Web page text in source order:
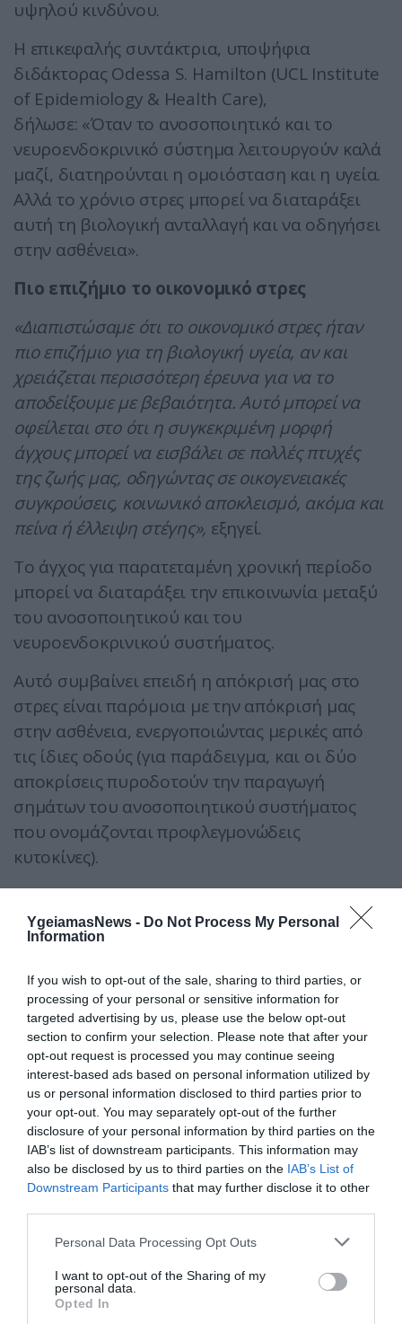
YgeiamasNews - Do Not Process My Personal
Information
If you wish to opt-out of the sale, sharing to third parties, or
processing of your personal or sensitive information for
targeted advertising by us, please use the below opt-out
section to confirm your selection. Please note that after your
opt-out request is processed you may continue seeing
interest-based ads based on personal information utilized by
us or personal information disclosed to third parties prior to
your opt-out. You may separately opt-out of the further
disclosure of your personal information by third parties on the
IAB’s list of downstream participants. This information may
also be disclosed by us to third parties on the IAB’s List of
Downstream Participants that may further disclose it to other
Please note that this website/app uses one or more Google
not limited to your visit or usage behaviour. You may click to
grant or deny consent to Google and its third-party tags to
use your data for below specified purposes in below Google
Personal Data Processing Opt Outs
I want to opt-out of the Sharing of my
personal data.
Opted In
υψηλού κινδύνου.
Η επικεφαλής συντάκτρια, υποψήφια
διδάκτορας Odessa S. Hamilton (UCL Institute
of Epidemiology & Health Care),
δήλωσε: «Όταν το ανοσοποιητικό και το
νευροενδοκρινικό σύστημα λειτουργούν καλά
μαζί, διατηρούνται η ομοιόσταση και η υγεία.
Αλλά το χρόνιο στρες μπορεί να διαταράξει
αυτή τη βιολογική ανταλλαγή και να οδηγήσει
στην ασθένεια».
Πιο επιζήμιο το οικονομικό στρες
«Διαπιστώσαμε ότι το οικονομικό στρες ήταν
πιο επιζήμιο για τη βιολογική υγεία, αν και
χρειάζεται περισσότερη έρευνα για να το
αποδείξουμε με βεβαιότητα. Αυτό μπορεί να
οφείλεται στο ότι η συγκεκριμένη μορφή
άγχους μπορεί να εισβάλει σε πολλές πτυχές
της ζωής μας, οδηγώντας σε οικογενειακές
συγκρούσεις, κοινωνικό αποκλεισμό, ακόμα και
πείνα ή έλλειψη στέγης», εξηγεί.
Το άγχος για παρατεταμένη χρονική περίοδο
μπορεί να διαταράξει την επικοινωνία μεταξύ
του ανοσοποιητικού και του
νευροενδοκρινικού συστήματος.
Αυτό συμβαίνει επειδή η απόκρισή μας στο
στρες είναι παρόμοια με την απόκρισή μας
στην ασθένεια, ενεργοποιώντας μερικές από
τις ίδιες οδούς (για παράδειγμα, και οι δύο
αποκρίσεις πυροδοτούν την παραγωγή
σημάτων του ανοσοποιητικού συστήματος
που ονομάζονται προφλεγμονώδεις
κυτοκίνες).
Οι ερευνητές εξέτασαν επίσης γενετικές
παραλλαγές που είχαν προηγουμένως βρεθεί
ότι επηρεάζουν την ανοσο-νευροενδοκρινική
μας απόκριση και διαπίστωσαν ότι η
συσχέτιση μεταξύ των αγχωτικών συνθηκών
της ζωής και του ανήκειν στην ομάδα υψηλού
κινδύνου τέσσερα χρόνια αργότερα παρέμεινε
αληθινή, ανεξάρτητα από τη γενετική
προδιάθεση.
Η έρευνα υποστηρίχθηκε από το βρετανικό
Εθνικό Ινστιτούτο για τη Γήρανση, το Εθνικό
Ινστιτούτο Έρευνας Υγείας και Φροντίδας του
Ηνωμένου Βασιλείου (NIHR), το Συμβούλιο
Οικονομικής και Κοινωνικής Έρευνας (ESRC),
Βιολογικών Επιστημών (BBSRC) και το UCL.